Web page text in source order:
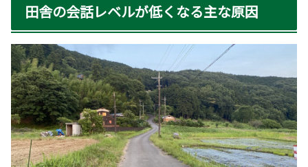
田舎の会話レベルが低くなる主な原因